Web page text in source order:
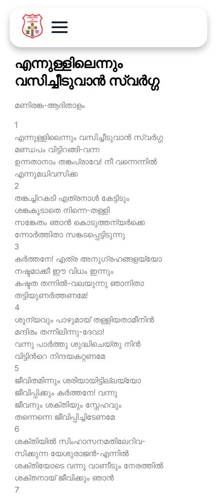
എന്നുള്ളിലെന്നും
വസിച്ചീടുവാന്‍ സ്വര്‍ഗ്ഗ
മണിരങ്ക-ആദിതാളം
1
എന്നുള്ളിലെന്നും വസിച്ചീടുവാന്‍ സ്വര്‍ഗ്ഗ
മണ്ഡപം വിട്ടിറങ്ങി-വന്ന
ഉന്നതാനാം തങ്കപ്രാവേ! നീ വന്നെന്നില്‍
എന്നുമധിവസിക്ക
2
തങ്കച്ചിറകടി എത്രനാള്‍ കേട്ടിടും
ശങ്കകൂടാതെ നിന്നെ-തള്ളി
സങ്കേതം ഞാന്‍ കൊടുത്തന്യര്‍ക്കെ
ന്നോര്‍ത്തിതാ സങ്കടപ്പെട്ടിടുന്നു
3
കര്‍ത്തനേ! എത്ര അനുഗ്രഹങ്ങളയ്യോ
നഷ്ടമാക്കീ ഈ വിധം ഇന്നും
കഷ്ടത തന്നില്‍-വലയുന്നു ഞാനിതാ
തട്ടിയുണര്‍ത്തണമേ!
4
ശൂന്യവും പാഴുമായ് തള്ളിയതാമീനിന്‍
മന്ദിരം തന്നിലിന്നു-ദേവാ!
വന്നു പാര്‍ത്തു ശുദ്ധിചെയ്തു നിന്‍
വിട്ടിന്‍റെ നിന്ദയകറ്റണമേ
5
ജീവിതമിന്നും ശരിയായിട്ടില്ലയ്യോ
ജീവിപ്പിക്കും കര്‍ത്തനേ! വന്നു
ജീവനും ശക്തിയും സ്നേഹവും
തന്നെന്നെ ജീവിപ്പിച്ചിടേണമേ
6
ശക്തിയില്‍ സിംഹാസനമതിലേറിവ-
സിക്കുന്ന യേശുരാജന്‍-എന്നില്‍
ശക്തിയോടെ വന്നു വാണീടും നേരത്തില്‍
ശക്തനായ് ജീവിക്കും ഞാന്‍
7